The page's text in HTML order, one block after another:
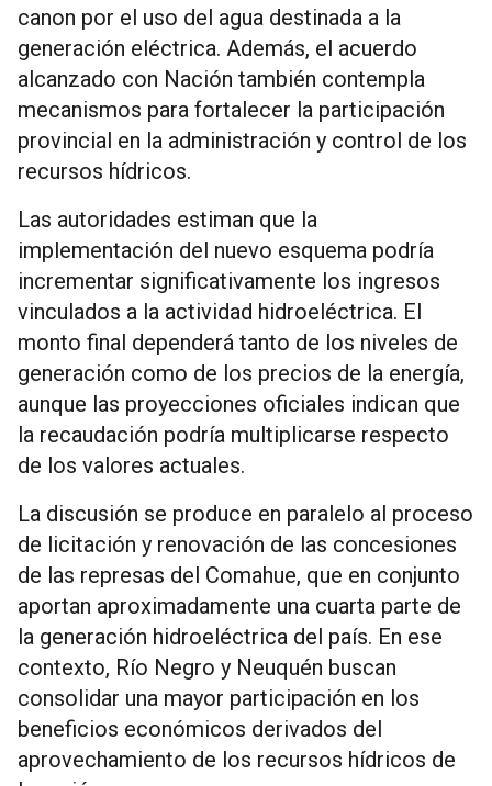
canon por el uso del agua destinada a la
generación eléctrica. Además, el acuerdo
alcanzado con Nación también contempla
mecanismos para fortalecer la participación
provincial en la administración y control de los
recursos hídricos.
Las autoridades estiman que la
implementación del nuevo esquema podría
incrementar significativamente los ingresos
vinculados a la actividad hidroeléctrica. El
monto final dependerá tanto de los niveles de
generación como de los precios de la energía,
aunque las proyecciones oficiales indican que
la recaudación podría multiplicarse respecto
de los valores actuales.
La discusión se produce en paralelo al proceso
de licitación y renovación de las concesiones
de las represas del Comahue, que en conjunto
aportan aproximadamente una cuarta parte de
la generación hidroeléctrica del país. En ese
contexto, Río Negro y Neuquén buscan
consolidar una mayor participación en los
beneficios económicos derivados del
aprovechamiento de los recursos hídricos de